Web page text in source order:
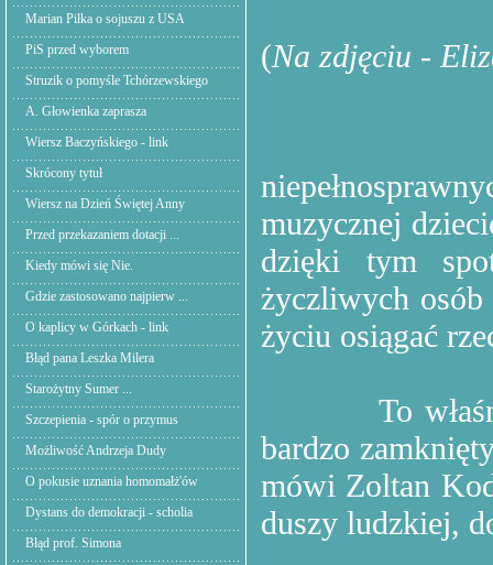
Marian Piłka o sojuszu z USA
PiS przed wyborem
Struzik o pomyśle Tchórzewskiego
A. Głowienka zaprasza
Wiersz Baczyńskiego - link
Skrócony tytuł
Wiersz na Dzień Świętej Anny
Przed przekazaniem dotacji ...
Kiedy mówi się Nie.
Gdzie zastosowano najpierw ...
O kaplicy w Górkach - link
Błąd pana Leszka Milera
Starożytny Sumer ...
Szczepienia - spór o przymus
Możliwość Andrzeja Dudy
O pokusie uznania homomałż'ów
Dystans do demokracji - scholia
Błąd prof. Simona
(Na zdjęciu -
muzycznej
dzięki tym
życzliwych
życiu osiągać
To właśnie
bardzo
mówi Zoltan
duszy ludzkiej,